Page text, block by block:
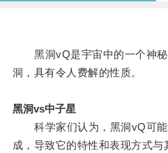
黑洞vQ是宇宙中的一个神秘
洞，具有令人费解的性质。
黑洞vs中子星
科学家们认为，黑洞vQ可能
成，导致它的特性和表现方式与